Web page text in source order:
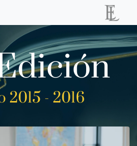
2015 - 2016